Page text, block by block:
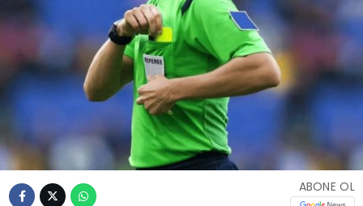
Facebook
Instagram
Youtube
ABONE OL